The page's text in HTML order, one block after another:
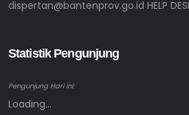
dispertan@bantenprov.go.id HELP
Statistik Pengunjung
Pengunjung Hari ini:
Loading...